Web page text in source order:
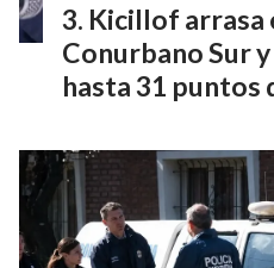
Kicillof arrasa
Conurbano Sur
hasta 31 puntos